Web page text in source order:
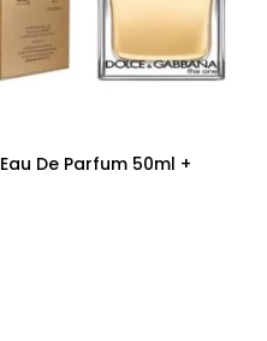
De Parfum 50ml +